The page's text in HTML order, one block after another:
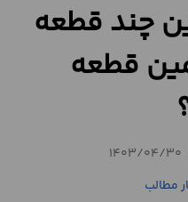
چند قطعه
قطعه
1403/04/30
مطالب